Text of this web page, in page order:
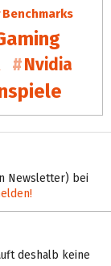
Benchmarks
Nvidia
Newsletter) bei
deshalb keine